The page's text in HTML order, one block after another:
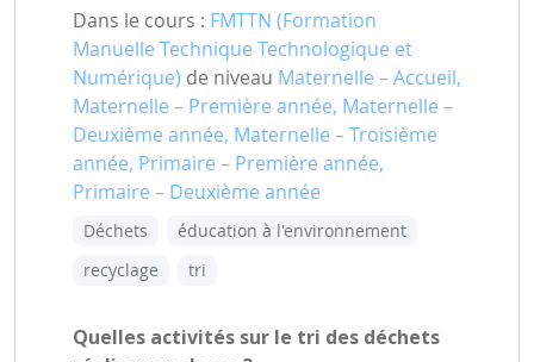
Dans le cours : FMTTN (Formation
Manuelle Technique Technologique et
Numérique) de niveau Maternelle – Accueil,
Maternelle – Première année, Maternelle –
Deuxième année, Maternelle – Troisième
année, Primaire – Première année,
Primaire – Deuxième année
Déchets
éducation à l'environnement
recyclage
tri
Quelles activités sur le tri des déchets